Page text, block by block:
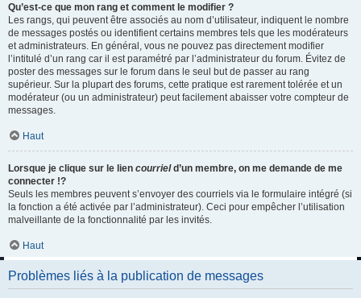
Qu’est-ce que mon rang et comment le modifier ?
Les rangs, qui peuvent être associés au nom d’utilisateur, indiquent le nombre
de messages postés ou identifient certains membres tels que les modérateurs
et administrateurs. En général, vous ne pouvez pas directement modifier
l’intitulé d’un rang car il est paramétré par l’administrateur du forum. Évitez de
poster des messages sur le forum dans le seul but de passer au rang
supérieur. Sur la plupart des forums, cette pratique est rarement tolérée et un
modérateur (ou un administrateur) peut facilement abaisser votre compteur de
messages.
Haut
Lorsque je clique sur le lien courrield’un membre, on me demande de me
connecter !?
Seuls les membres peuvent s’envoyer des courriels via le formulaire intégré (si
la fonction a été activée par l’administrateur). Ceci pour empêcher l’utilisation
malveillante de la fonctionnalité par les invités.
Haut
Problèmes liés à la publication de messages